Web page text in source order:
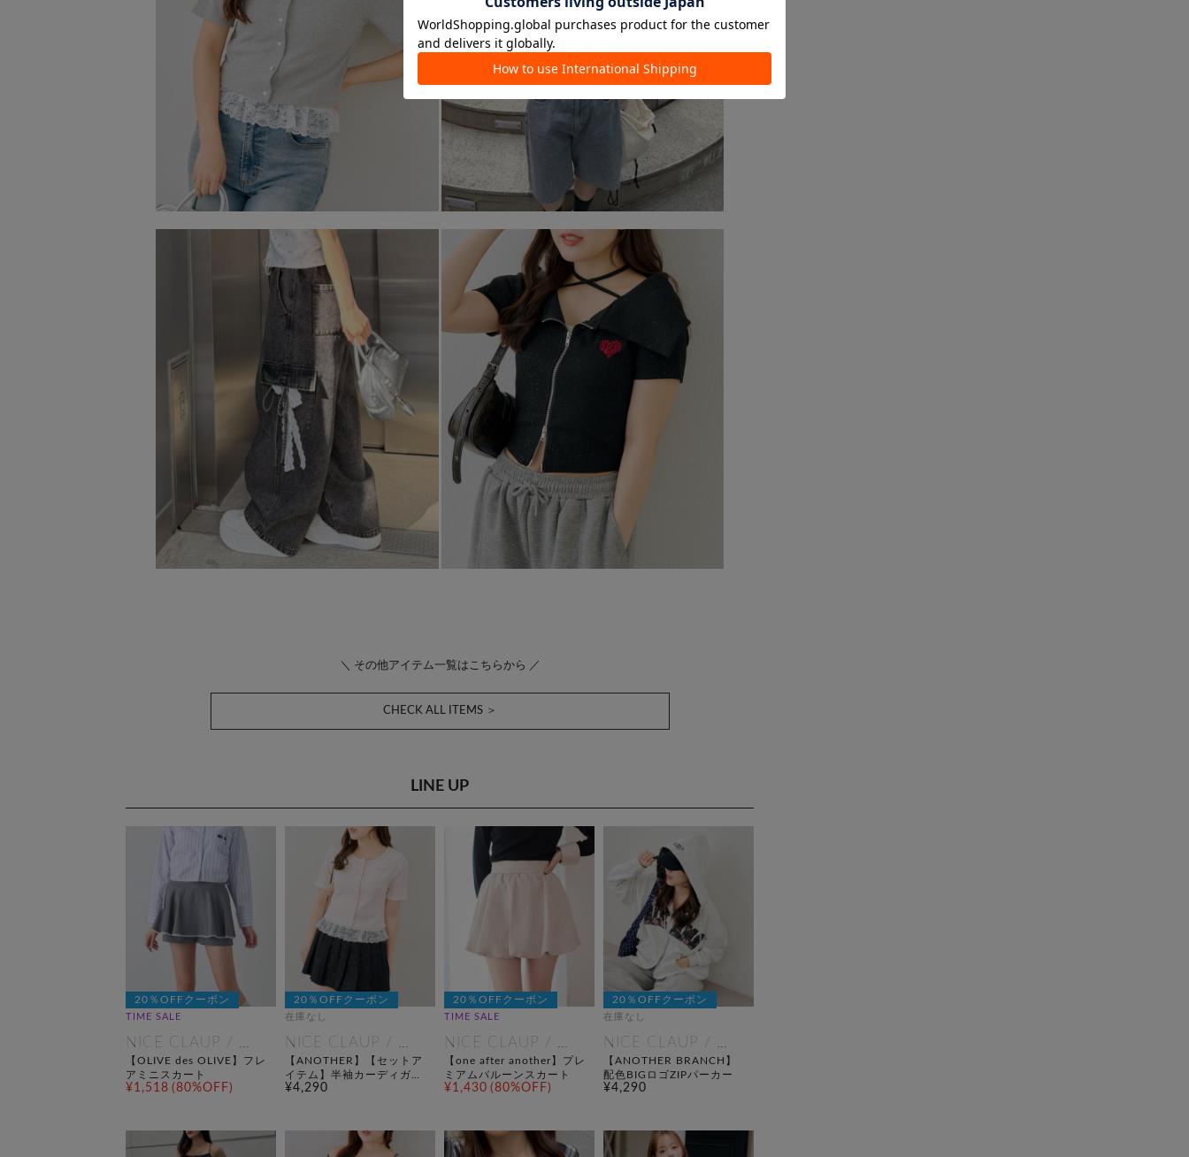
＼ その他アイテム一覧はこちらから ／
CHECK ALL ITEMS ＞
LINE UP
20％OFFクーポン
TIME SALE
【OLIVE des OLIVE】フレ
アミニスカート
¥1,518 (80%OFF)
20％OFFクーポン
在庫なし
【ANOTHER】【セットア
イテム】半袖カーディガン
+裾レースキャミ
¥4,290
20％OFFクーポン
TIME SALE
【one after another】プレ
ミアムバルーンスカート
¥1,430 (80%OFF)
20％OFFクーポン
在庫なし
【ANOTHER BRANCH】
配色BIGロゴZIPパーカー
¥4,290